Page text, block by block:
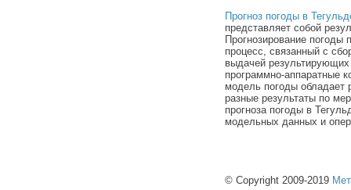
Прогноз погоды в
представляет собой
Прогнозирование погоды
процесс, связанный с
выдачей
программно-аппаратные
модель погоды обладает
разные результаты по
прогноза погоды в
модельных данных и
© Copyright 2009-2019